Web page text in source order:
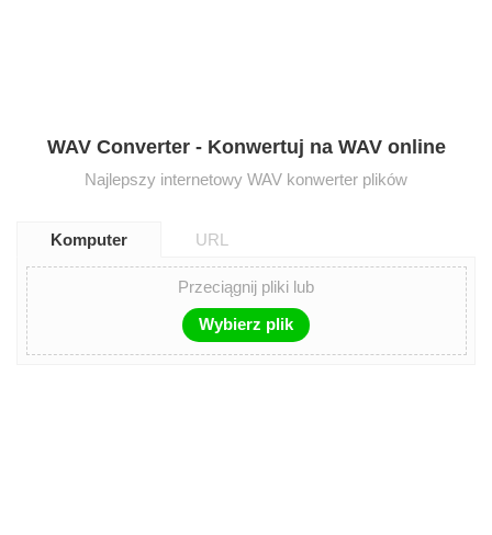
WAV Converter - Konwertuj na WAV online
Najlepszy internetowy WAV konwerter plików
Komputer URL
Przeciągnij pliki lub
Wybierz plik